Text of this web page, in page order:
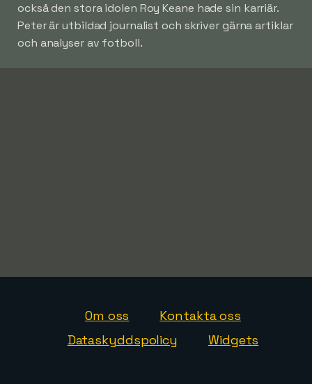
också den stora idolen Roy Keane hade sin karriär.
Peter är utbildad journalist och skriver gärna artiklar
och analyser av fotboll.
Om oss
Kontakta oss
Dataskyddspolicy
Widgets